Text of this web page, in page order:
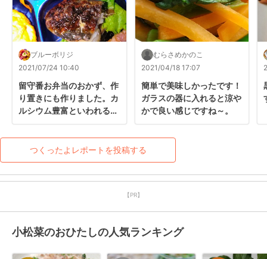
ブルーボリジ
2021/07/24 10:40
留守番お弁当のおかず、作
り置きにも作りました。カ
ルシウム豊富といわれる小
した。ご馳走さまでした♪
むらさめかのこ
2021/04/18 17:07
簡単で美味しかったです！
ガラスの器に入れると涼や
かで良い感じですね～。
つくったよレポートを投稿する
【PR】
小松菜のおひたしの人気ランキング